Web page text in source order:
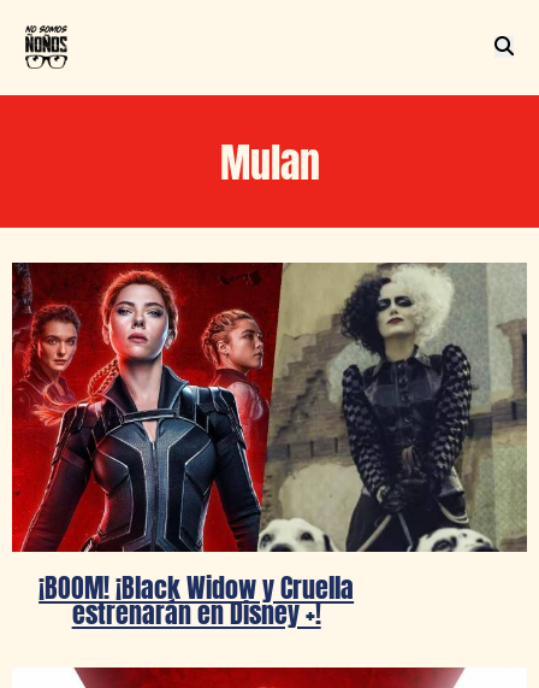
Mulan
¡BOOM! ¡Black Widow y Cruella
estrenarán en Disney +!